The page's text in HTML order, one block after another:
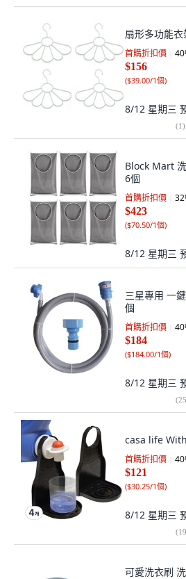
扇形多功能
首購折扣價 40
$156
($39.00/1個)
8/12 星期三
(1)
Block Mart
6個
首購折扣價 32
$423
($70.50/1個)
8/12 星期三
三星專用 一
個
首購折扣價 40
$184
($184.00/1個)
8/12 星期三
(
casa life
首購折扣價 40
$121
($30.25/1個)
8/12 星期三
(
可愛洗衣刷